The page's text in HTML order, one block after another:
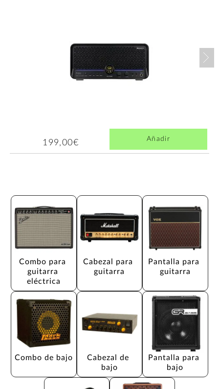
199,00€ Añadir
Combo para
guitarra
eléctrica
Cabezal para
guitarra
Pantalla para
guitarra
Combo de bajo
Cabezal de
bajo
Pantalla para
bajo